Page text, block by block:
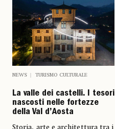
NEWS TURISMO CULTURALE
La valle dei castelli. I tesori
nascosti nelle fortezze
della Val d’Aosta